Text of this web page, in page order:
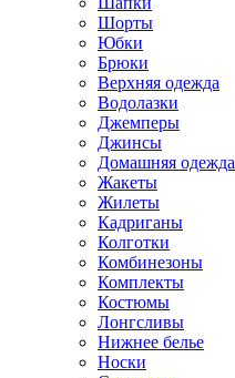
Шорты
Юбки
Брюки
Верхняя одежда
Водолазки
Джемперы
Джинсы
Домашняя одежда
Жакеты
Жилеты
Кадриганы
Колготки
Комбинезоны
Комплекты
Костюмы
Лонгсливы
Нижнее белье
Носки